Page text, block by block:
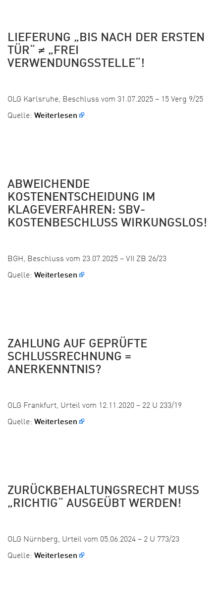
LIEFERUNG „BIS NACH DER ERSTEN
TÜR“ ≠ „FREI
VERWENDUNGSSTELLE“!
OLG Karlsruhe, Beschluss vom 31.07.2025 – 15 Verg 9/25
Quelle: Weiterlesen
ABWEICHENDE
KOSTENENTSCHEIDUNG IM
KLAGEVERFAHREN: SBV-
KOSTENBESCHLUSS WIRKUNGSLOS!
BGH, Beschluss vom 23.07.2025 – VII ZB 26/23
Quelle: Weiterlesen
ZAHLUNG AUF GEPRÜFTE
SCHLUSSRECHNUNG =
ANERKENNTNIS?
OLG Frankfurt, Urteil vom 12.11.2020 – 22 U 233/19
Quelle: Weiterlesen
ZURÜCKBEHALTUNGSRECHT MUSS
„RICHTIG“ AUSGEÜBT WERDEN!
OLG Nürnberg, Urteil vom 05.06.2024 – 2 U 773/23
Quelle: Weiterlesen